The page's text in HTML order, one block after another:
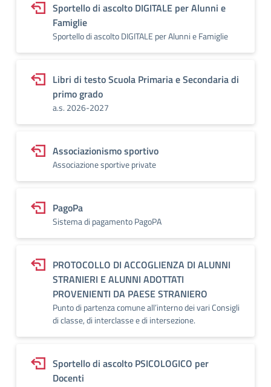
Sportello di ascolto DIGITALE per Alunni e
Famiglie
Sportello di ascolto DIGITALE per Alunni e Famiglie
Libri di testo Scuola Primaria e Secondaria di
primo grado
a.s. 2026-2027
Associazionismo sportivo
Associazione sportive private
PagoPa
Sistema di pagamento PagoPA
PROTOCOLLO DI ACCOGLIENZA DI ALUNNI
STRANIERI E ALUNNI ADOTTATI
PROVENIENTI DA PAESE STRANIERO
Punto di partenza comune all’interno dei vari Consigli
di classe, di interclasse e di intersezione.
Sportello di ascolto PSICOLOGICO per
Docenti